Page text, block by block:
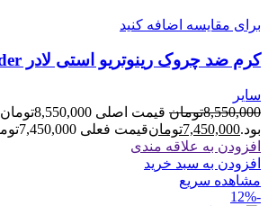
برای مقایسه اضافه کنید
کرم ضد چروک رینوتریو استی لادر Estee lauder
سایر
8,550,000تومان
قیمت اصلی 8,550,000تومان
بود.7,450,000تومانقیمت فعلی 7,450,000تومان است.
افزودن به علاقه مندی
افزودن به سبد خرید
مشاهده سریع
-12%